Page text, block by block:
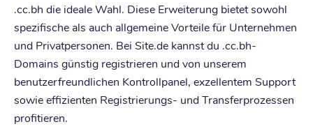
.cc.bh die ideale Wahl. Diese Erweiterung bietet sowohl
spezifische als auch allgemeine Vorteile für Unternehmen
und Privatpersonen. Bei Site.de kannst du .cc.bh-
Domains günstig registrieren und von unserem
benutzerfreundlichen Kontrollpanel, exzellentem Support
sowie effizienten Registrierungs- und Transferprozessen
profitieren.